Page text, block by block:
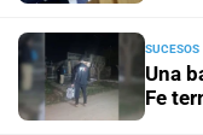
SUCESOS
Una
Fe